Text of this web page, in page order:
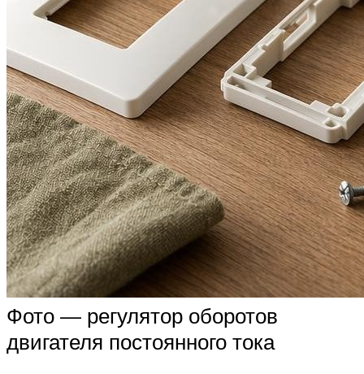
Фото — регулятор оборотов
двигателя постоянного тока